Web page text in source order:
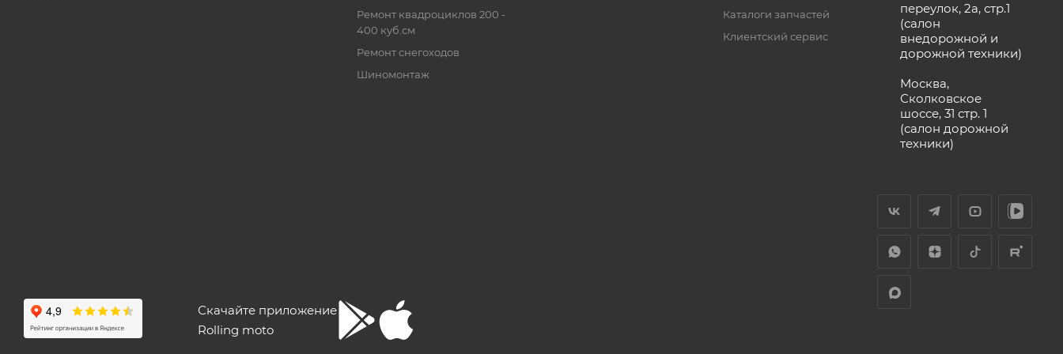
Ремонт квадроциклов 200 -
400 куб.см
Ремонт снегоходов
Шиномонтаж
Каталоги запчастей
Клиентский сервис
переулок, 2а, стр.1
(салон
внедорожной и
дорожной техники)
Москва,
Сколковское
шоссе, 31 стр. 1
(салон дорожной
техники)
Скачайте приложение
Rolling moto